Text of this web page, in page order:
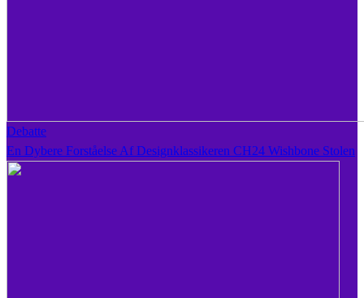
Debatte
En Dybere Forståelse Af Designklassikeren CH24 Wishbone Stolen